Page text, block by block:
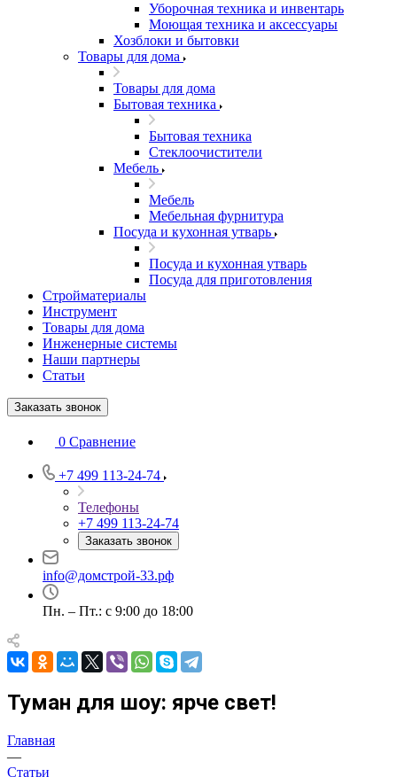
Уборочная техника и инвентарь
Моющая техника и аксессуары
Хозблоки и бытовки
Товары для дома
Товары для дома
Бытовая техника
Бытовая техника
Стеклоочистители
Мебель
Мебель
Мебельная фурнитура
Посуда и кухонная утварь
Посуда и кухонная утварь
Посуда для приготовления
Стройматериалы
Инструмент
Товары для дома
Инженерные системы
Наши партнеры
Статьи
Заказать звонок
0 Сравнение
+7 499 113-24-74
Телефоны
+7 499 113-24-74
Заказать звонок
info@домстрой-33.рф
Пн. – Пт.: с 9:00 до 18:00
Туман для шоу: ярче свет!
Главная
—
Статьи